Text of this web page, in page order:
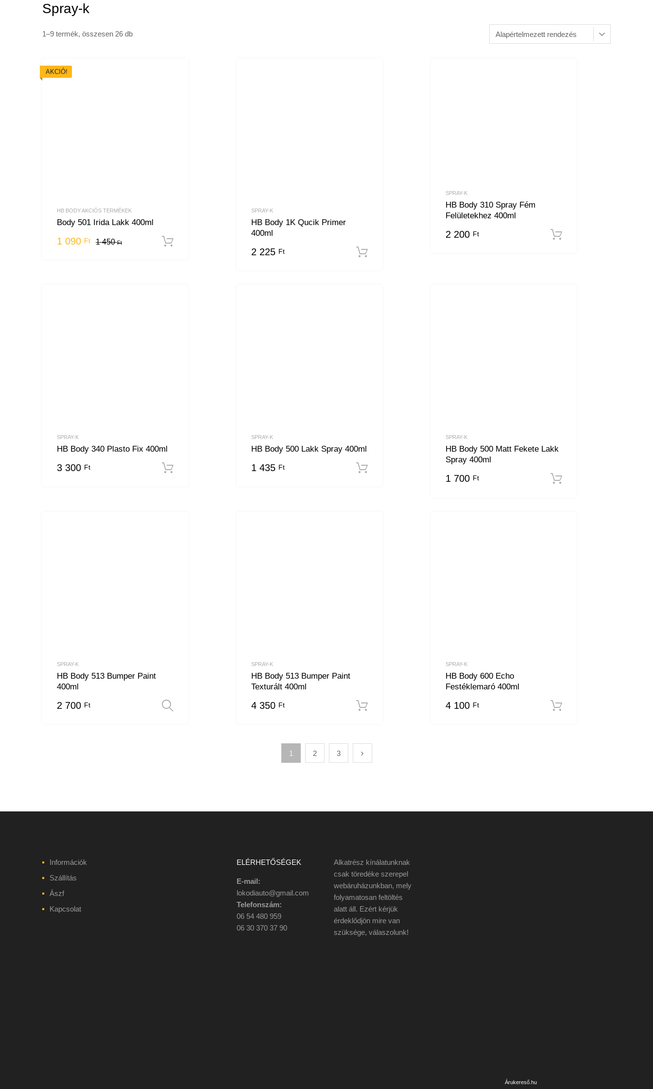
Spray-k
1–9 termék, összesen 26 db
AKCIÓ!
HB BODY AKCIÓS TERMÉKEK
Body 501 Irida Lakk 400ml
1 450Ft
1 090 Ft
SPRAY-K
HB Body 1K Qucik Primer
400ml
2 225 Ft
SPRAY-K
HB Body 310 Spray Fém
Felületekhez 400ml
2 200 Ft
SPRAY-K
HB Body 340 Plasto Fix 400ml
3 300 Ft
SPRAY-K
HB Body 500 Lakk Spray 400ml
1 435 Ft
SPRAY-K
HB Body 500 Matt Fekete Lakk
Spray 400ml
1 700 Ft
SPRAY-K
HB Body 513 Bumper Paint
400ml
2 700 Ft Opciók választása
SPRAY-K
HB Body 513 Bumper Paint
Texturált 400ml
4 350 Ft
SPRAY-K
HB Body 600 Echo
Festéklemaró 400ml
4 100 Ft
1 2 3
Információk
Szállítás
Ászf
Kapcsolat
ELÉRHETŐSÉGEK
E-mail:
lokodiauto@gmail.com
Telefonszám:
06 54 480 959
06 30 370 37 90
Alkatrész kínálatunknak
csak töredéke szerepel
webáruházunkban, mely
folyamatosan feltöltés
alatt áll. Ezért kérjük
érdeklődjön mire van
szüksége, válaszolunk!
Árukereső.hu